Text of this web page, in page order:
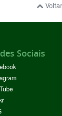
Sociais